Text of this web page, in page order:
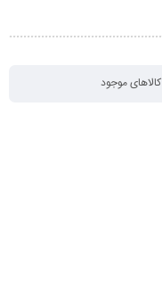
کالاهای موجود